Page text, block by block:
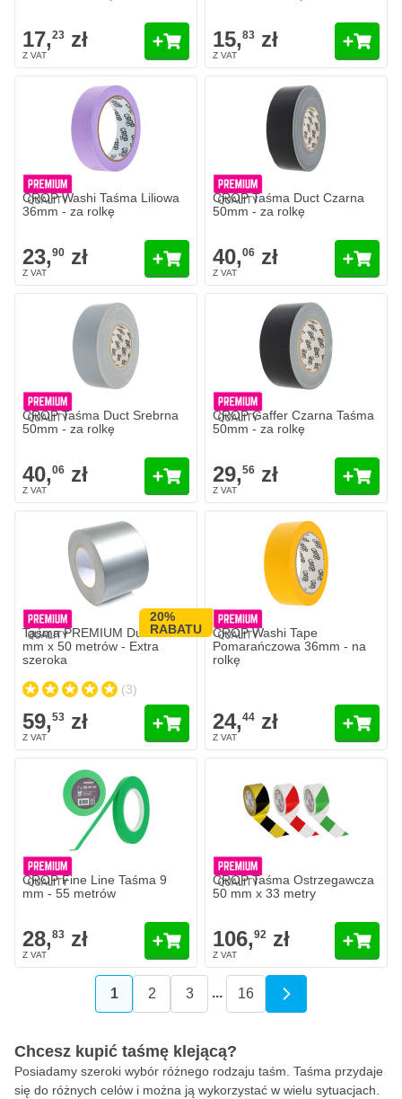
17,23 zł 15,83 zł
CROP Washi Taśma Liliowa
36mm - za rolkę
23,90 zł
CROP Taśma Duct Czarna
50mm - za rolkę
40,06 zł
CROP Taśma Duct Srebrna
50mm - za rolkę
40,06 zł
CROP Gaffer Czarna Taśma
50mm - za rolkę
29,56 zł
Taśma PREMIUM Duct 100
mm x 50 metrów - Extra
szeroka
(3)
59,53 zł
20%
RABATU
CROP Washi Tape
Pomarańczowa 36mm - na
rolkę
24,44 zł
CROP Fine Line Taśma 9
mm - 55 metrów
28,83 zł
W magazynie
106, 92zł
Dodaj do
CROP Taśma Ostrzegawcza
50 mm x 33 metry
106,92 zł
Aktualnie czytasz stronę
1 Strona
2 Strona
3 ... Strona
16
Chcesz kupić taśmę klejącą?
Posiadamy szeroki wybór różnego rodzaju taśm. Taśma przydaje
się do różnych celów i można ją wykorzystać w wielu sytuacjach.